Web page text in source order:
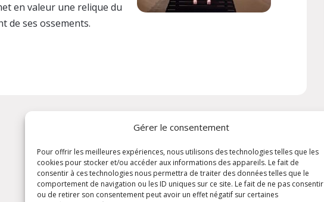
Gérer le consentement
Pour offrir les meilleures expériences, nous utilisons des technologies telles que les
cookies pour stocker et/ou accéder aux informations des appareils. Le fait de
consentir à ces technologies nous permettra de traiter des données telles que le
comportement de navigation ou les ID uniques sur ce site. Le fait de ne pas consentir
ou de retirer son consentement peut avoir un effet négatif sur certaines
en valeur une relique du
de ses ossements.